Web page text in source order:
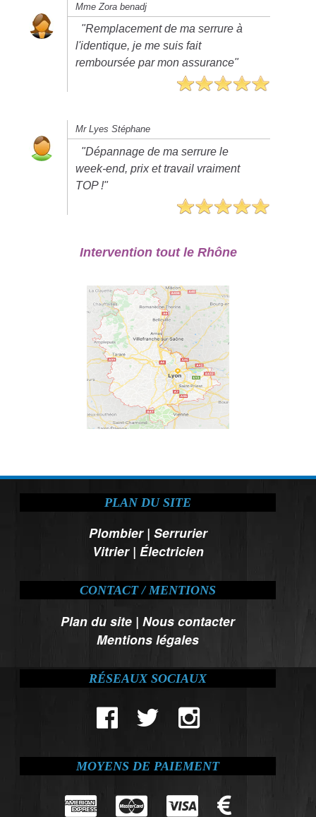
Mme Zora benadj
"Remplacement de ma serrure à
l'identique, je me suis fait
remboursée par mon assurance"
Mr Lyes Stéphane
"Dépannage de ma serrure le
week-end, prix et travail vraiment
TOP !"
Intervention tout le Rhône
PLAN DU SITE
Plombier| Serrurier
Vitrier| Électricien
CONTACT / MENTIONS
Plan du site |Nous contacter
Mentions légales
RÉSEAUX SOCIAUX
MOYENS DE PAIEMENT